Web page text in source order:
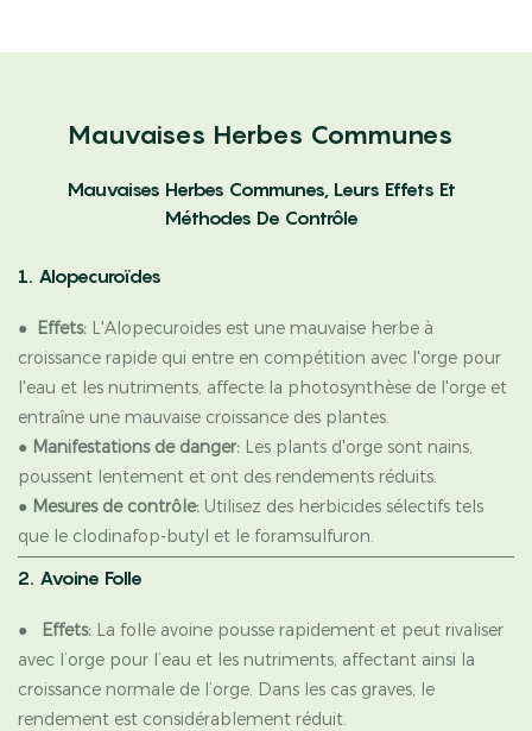
Mauvaises Herbes Communes
Mauvaises Herbes Communes, Leurs Effets Et
Méthodes De Contrôle
1. Alopecuroïdes
● Effets: L'Alopecuroides est une mauvaise herbe à
croissance rapide qui entre en compétition avec l'orge pour
l'eau et les nutriments, affecte la photosynthèse de l'orge et
entraîne une mauvaise croissance des plantes.
● Manifestations de danger: Les plants d'orge sont nains,
poussent lentement et ont des rendements réduits.
● Mesures de contrôle: Utilisez des herbicides sélectifs tels
que le clodinafop-butyl et le foramsulfuron.
2. Avoine Folle
● Effets: La folle avoine pousse rapidement et peut rivaliser
avec l’orge pour l’eau et les nutriments, affectant ainsi la
croissance normale de l’orge. Dans les cas graves, le
rendement est considérablement réduit.